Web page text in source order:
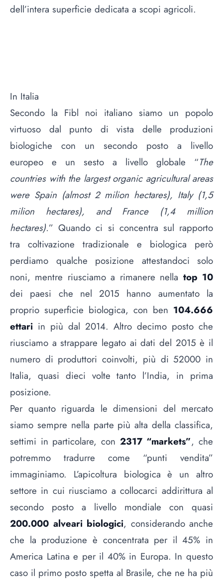
dell’intera superficie dedicata a scopi agricoli.
In Italia
Secondo la Fibl noi italiano siamo un popolo
virtuoso dal punto di vista delle produzioni
biologiche con un secondo posto a livello
europeo e un sesto a livello globale “The
countries with the largest organic agricultural areas
were Spain (almost 2 milion hectares), Italy (1,5
milion hectares), and France (1,4 million
hectares).” Quando ci si concentra sul rapporto
tra coltivazione tradizionale e biologica però
perdiamo qualche posizione attestandoci solo
noni, mentre riusciamo a rimanere nella top 10
dei paesi che nel 2015 hanno aumentato la
proprio superficie biologica, con ben 104.666
ettari in più dal 2014. Altro decimo posto che
riusciamo a strappare legato ai dati del 2015 è il
numero di produttori coinvolti, più di 52000 in
Italia, quasi dieci volte tanto l’India, in prima
posizione.
Per quanto riguarda le dimensioni del mercato
siamo sempre nella parte più alta della classifica,
settimi in particolare, con 2317 “markets”, che
potremmo tradurre come “punti vendita”
immaginiamo. L’apicoltura biologica è un altro
settore in cui riusciamo a collocarci addirittura al
secondo posto a livello mondiale con quasi
200.000 alveari biologici, considerando anche
che la produzione è concentrata per il 45% in
America Latina e per il 40% in Europa. In questo
caso il primo posto spetta al Brasile, che ne ha più